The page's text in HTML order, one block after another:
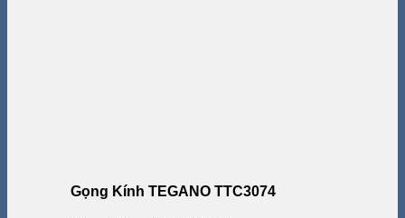
Gọng Kính TEGANO TTC3074